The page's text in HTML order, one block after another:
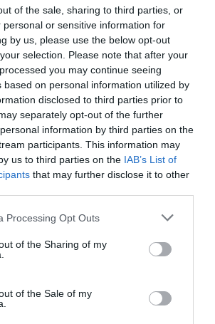
of the sale, sharing to third parties, or
personal or sensitive information for
by us, please use the below opt-out
selection. Please note that after your
you may continue seeing
based on personal information utilized by
disclosed to third parties prior to
separately opt-out of the further
information by third parties on the
participants. This information may
us to third parties on the IAB’s List of
that may further disclose it to other
Processing Opt Outs
of the Sharing of my
of the Sale of my
oparta jest głównie na
rybach, świeżych owocach i
spróbujcie potraw takich
morza w sosie kokosowym
tropikalne, które są dostępne
na local dish ‘grilled fish’
oraz 'octopus salad', która jest
przekąską. Nie zapomnijcie
które można podać się jako
chipsowy smak owoców
restauracje mają wiele do
do odwiedzenia małych,
z wieloma rekomendacjami od